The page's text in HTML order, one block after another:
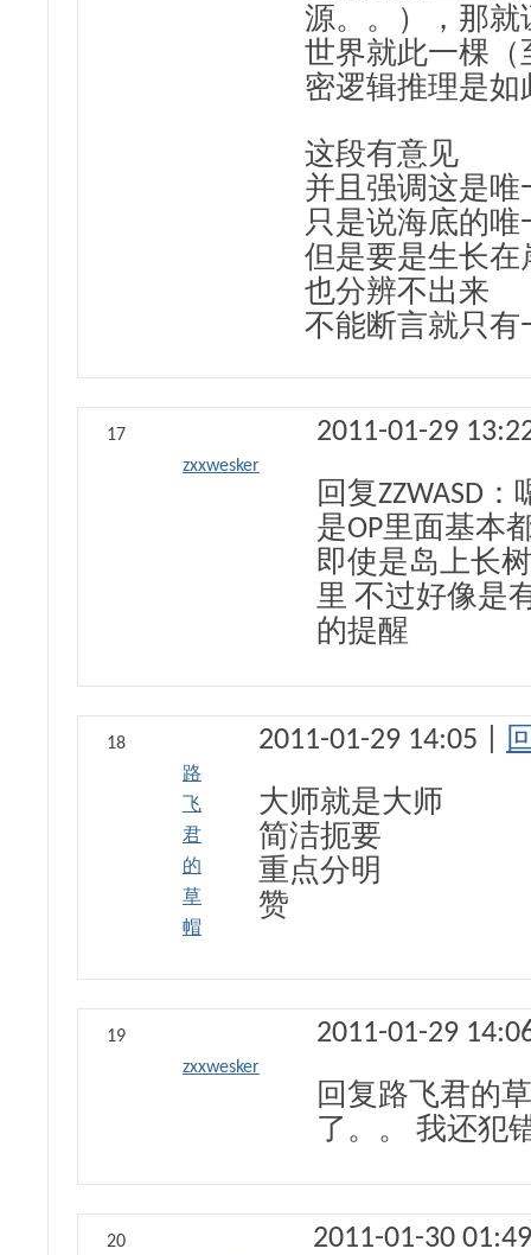
源。。），那就
世界就此一棵（
密逻辑推理是如
这段有意见
并且强调这是
只是说海底的
但是要是生长
也分辨不出来
不能断言就只有
17
zxxwesker
2011-01-29
回复ZZWASD
是OP里面基本
即使是岛上长
里 不过好像是
的提醒
18
路
飞
君
的
草
帽
2011-01-29 14:05 |
大师就是大师
简洁扼要
重点分明
赞
19
zxxwesker
2011-01-29
回复路飞君的
了。。 我还犯
20
2011-01-30